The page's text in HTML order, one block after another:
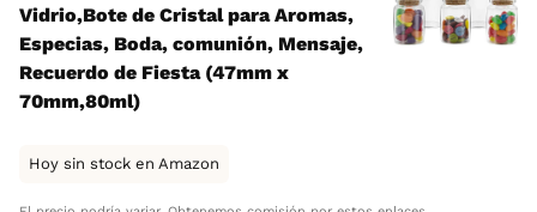
Vidrio,Bote de Cristal para Aromas,
Especias, Boda, comunión, Mensaje,
Recuerdo de Fiesta (47mm x
70mm,80ml)
Hoy sin stock en Amazon